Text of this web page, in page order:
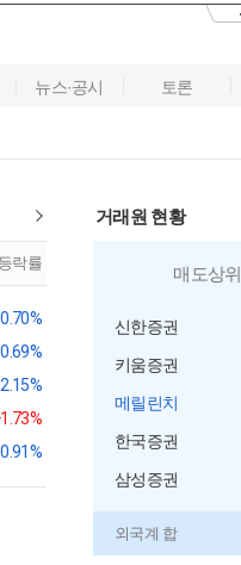
뉴스·공시 토론
등락률
거래원 현황
매도상위
신한증권
키움증권
메릴린치
한국증권
삼성증권
외국계 합